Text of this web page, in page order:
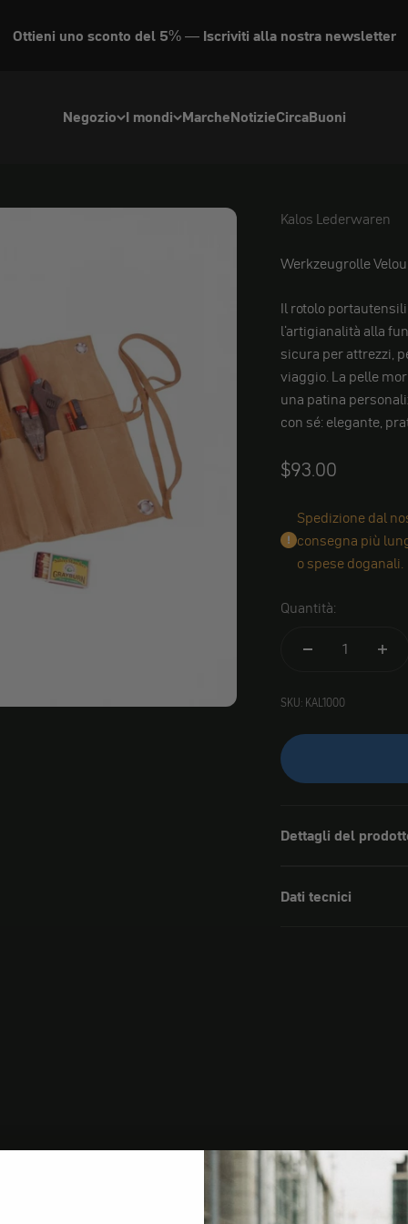
Ottieni uno sconto del 5% — Iscriviti alla nostra newsletter
Negozio I mondi MarcheNotizieCircaBuoni
Kalos Lederwaren
Kalos Lederwaren
Werkzeugrolle
Il rotolo
l'artigianalità alla
sicura per attrezzi,
viaggio. La pelle
una patina
con sé: elegante,
Angebot
$93.00
Spedizione dal
consegna più
o spese doganali.
Quantità:
SKU: KAL1000
Dettagli del
Dati tecnici